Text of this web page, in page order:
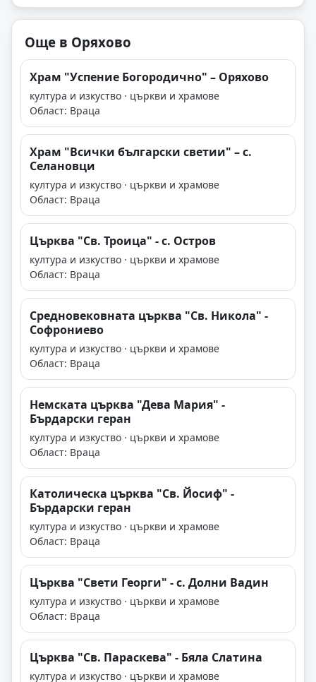
Още в Оряхово
Храм "Успение Богородично" – Оряхово
култура и изкуство · църкви и храмове
Област: Враца
Храм "Всички български светии" – с.
Селановци
култура и изкуство · църкви и храмове
Област: Враца
Църква "Св. Троица" - с. Остров
култура и изкуство · църкви и храмове
Област: Враца
Средновековната църква "Св. Никола" -
Софрониево
култура и изкуство · църкви и храмове
Област: Враца
Немската църква "Дева Мария" -
Бърдарски геран
култура и изкуство · църкви и храмове
Област: Враца
Католическа църква "Св. Йосиф" -
Бърдарски геран
култура и изкуство · църкви и храмове
Област: Враца
Църква "Свети Георги" - с. Долни Вадин
култура и изкуство · църкви и храмове
Област: Враца
Църква "Св. Параскева" - Бяла Слатина
култура и изкуство · църкви и храмове